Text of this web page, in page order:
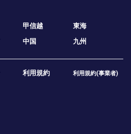
甲信越
東海
中国 九州
利用規約 利用規約(事業者)